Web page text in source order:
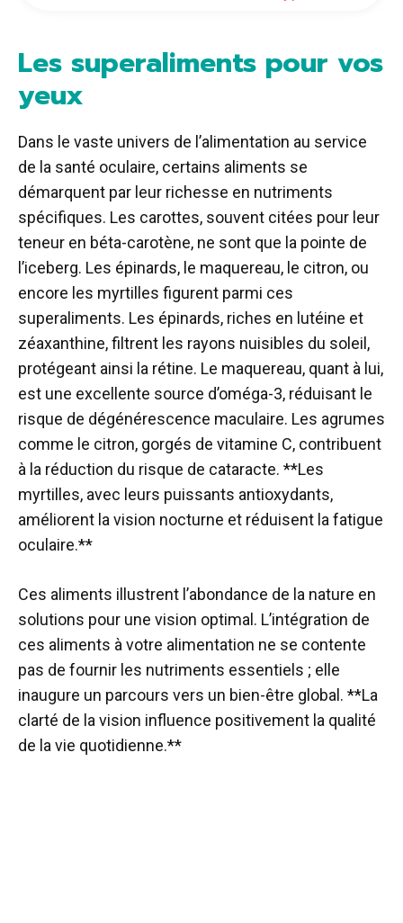
Les superaliments pour vos
yeux
Dans le vaste univers de l’alimentation au service
de la santé oculaire, certains aliments se
démarquent par leur richesse en nutriments
spécifiques. Les carottes, souvent citées pour leur
teneur en béta-carotène, ne sont que la pointe de
l’iceberg. Les épinards, le maquereau, le citron, ou
encore les myrtilles figurent parmi ces
superaliments. Les épinards, riches en lutéine et
zéaxanthine, filtrent les rayons nuisibles du soleil,
protégeant ainsi la rétine. Le maquereau, quant à lui,
est une excellente source d’oméga-3, réduisant le
risque de dégénérescence maculaire. Les agrumes
comme le citron, gorgés de vitamine C, contribuent
à la réduction du risque de cataracte. **Les
myrtilles, avec leurs puissants antioxydants,
améliorent la vision nocturne et réduisent la fatigue
oculaire.**
Ces aliments illustrent l’abondance de la nature en
solutions pour une vision optimal. L’intégration de
ces aliments à votre alimentation ne se contente
pas de fournir les nutriments essentiels ; elle
inaugure un parcours vers un bien-être global. **La
clarté de la vision influence positivement la qualité
de la vie quotidienne.**